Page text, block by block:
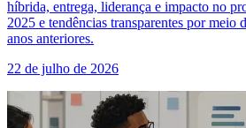
híbrida, entrega, liderança e impacto no
2025 e tendências transparentes por meio
anos anteriores.
22 de julho de 2026